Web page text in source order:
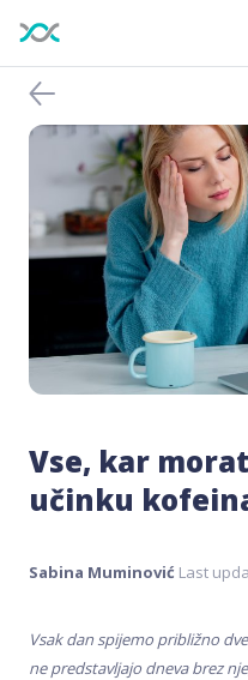
Vse, kar
učinku
Sabina Muminović Last
Vsak dan spijemo približno
ne predstavljajo dneva brez